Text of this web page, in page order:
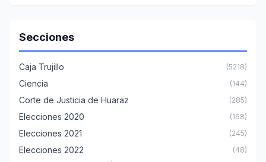
Secciones
Caja Trujillo (5218)
Ciencia (144)
Corte de Justicia de Huaraz (285)
Elecciones 2020 (168)
Elecciones 2021 (245)
Elecciones 2022 (48)